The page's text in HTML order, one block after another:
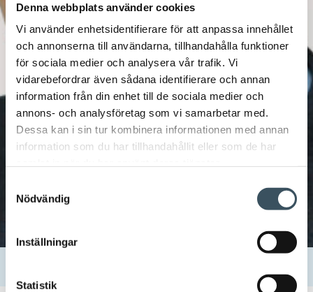
Denna webbplats använder cookies
Vi använder enhetsidentifierare för att anpassa innehållet
och annonserna till användarna, tillhandahålla funktioner
för sociala medier och analysera vår trafik. Vi
vidarebefordrar även sådana identifierare och annan
information från din enhet till de sociala medier och
annons- och analysföretag som vi samarbetar med.
Dessa kan i sin tur kombinera informationen med annan
information som du har tillhandahållit eller som de har
Nödvändig
Inställningar
Statistik